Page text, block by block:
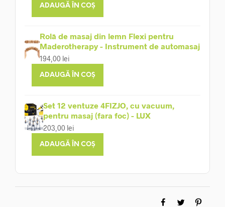
ADAUGĂ ÎN COȘ
Rolă de masaj din lemn Flexi pentru
Maderotherapy - Instrument de automasaj
194,00 lei
ADAUGĂ ÎN COȘ
Set 12 ventuze 4FIZJO, cu vacuum,
pentru masaj (fara foc) - LUX
203,00 lei
ADAUGĂ ÎN COȘ